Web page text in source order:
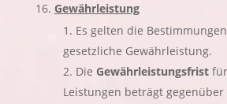
Gewährleistung
Es gelten die
gesetzliche Gewährleistung.
Die Gewährleistungsfrist
Leistungen beträgt gegenüber